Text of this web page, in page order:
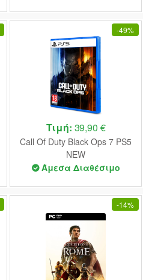
-49%
Τιμή: 39,90 €
Call Of Duty Black Ops 7 PS5
NEW
Άμεσα Διαθέσιμο
-14%